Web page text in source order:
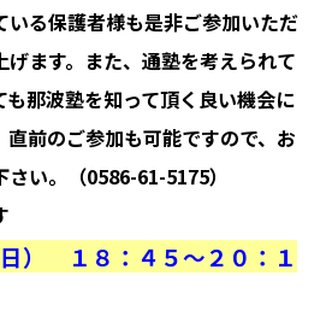
いる保護者様も是非ご参加いただ
ます。また、通塾を考えられて
那波塾を知って頂く良い機会に
直前のご参加も可能ですので、お
い。（0586-61-5175）
） １８：４５〜２０：１